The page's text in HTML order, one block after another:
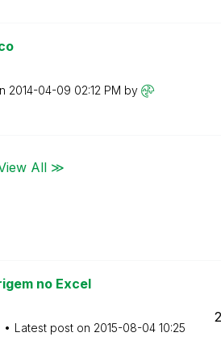
‎2014-04-09 02:12 PM by
All ≫
no Excel
Latest post on ‎2015-08-04 10:25
2